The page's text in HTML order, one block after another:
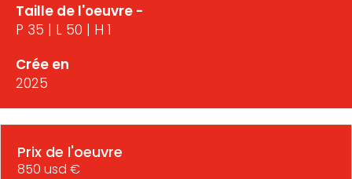
Taille de l'oeuvre -
P 35 | L 50 | H 1
Crée en
2025
Prix de l'oeuvre
850 usd €